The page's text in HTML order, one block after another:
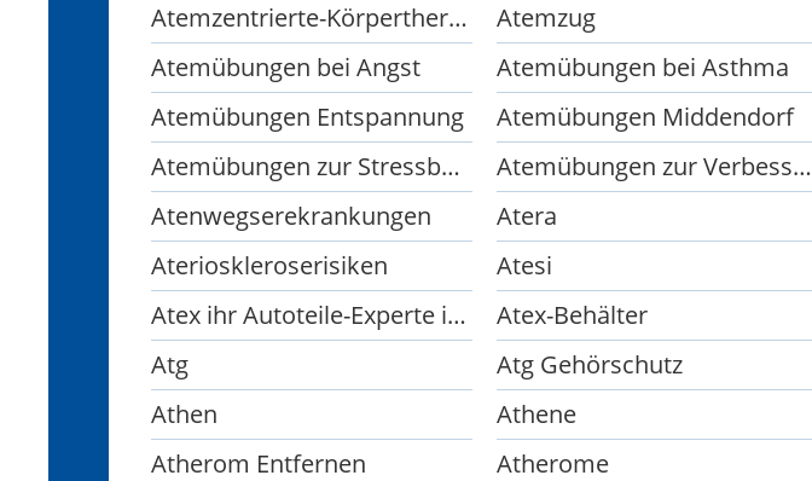
Atemzentrierte-Körpertherapie
Atemzug
Atemübungen bei Angst
Atemübungen bei Asthma
Atemübungen Entspannung
Atemübungen Middendorf
Atemübungen zur Stressbewältigung
Atemübungen zur Verbesserung der Lungenfunktion
Atenwegserekrankungen
Atera
Aterioskleroserisiken
Atesi
Atex ihr Autoteile-Experte im Oderland
Atex-Behälter
Atg
Atg Gehörschutz
Athen
Athene
Atherom Entfernen
Atherome